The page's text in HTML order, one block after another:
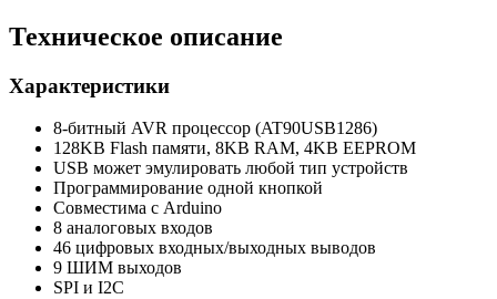
Техническое описание
Характеристики
8-битный AVR процессор (AT90USB1286)
128KB Flash памяти, 8KB RAM, 4KB EEPROM
USB может эмулировать любой тип устройств
Программирование одной кнопкой
Совместима с Arduino
8 аналоговых входов
46 цифровых входных/выходных выводов
9 ШИМ выходов
SPI и I2C